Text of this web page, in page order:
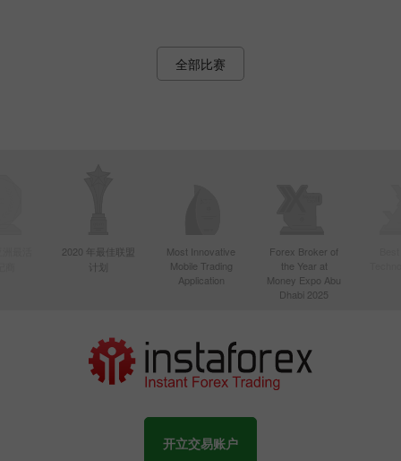
全部比赛
2020 年最佳联盟
计划
Most Innovative
Mobile Trading
Application
Forex Broker of
the Year at
Money Expo Abu
Dhabi 2025
开立交易账户